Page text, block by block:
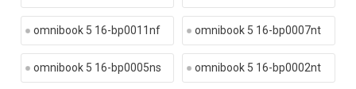
omnibook 5 16-bp0011nf omnibook 5 16-bp0007nt
omnibook 5 16-bp0005ns omnibook 5 16-bp0002nt